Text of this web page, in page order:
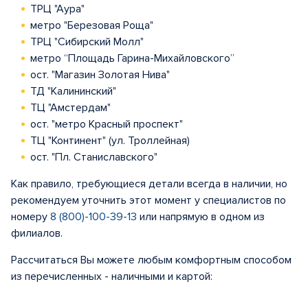
ТРЦ "Аура"
метро "Березовая Роща"
ТРЦ "Сибирский Молл"
метро “Площадь Гарина-Михайловского”
ост. "Магазин Золотая Нива"
ТД "Калининский"
ТЦ "Амстердам"
ост. "метро Красный проспект"
ТЦ "Континент" (ул. Троллейная)
ост. "Пл. Станиславского"
Как правило, требующиеся детали всегда в наличии, но
рекомендуем уточнить этот момент у специалистов по
номеру 8 (800)-100-39-13 или напрямую в одном из
филиалов.
Рассчитаться Вы можете любым комфортным способом
из перечисленных - наличными и картой: